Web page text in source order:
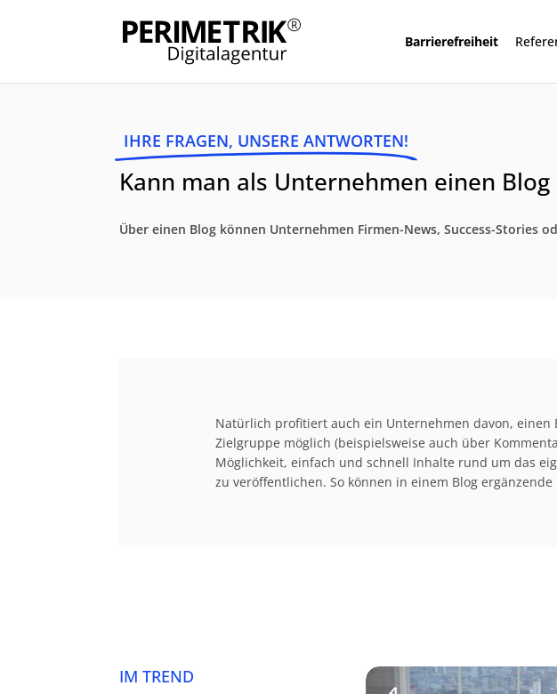
Barrierefreiheit
IHRE FRAGEN, UNSERE ANTWORTEN!
Kann man als Unternehmen einen
Über einen Blog können Unternehmen Firmen-News, Success-Stories
Natürlich profitiert auch ein Unternehmen davon,
Zielgruppe möglich (beispielsweise auch über
Möglichkeit, einfach und schnell Inhalte rund um das
zu veröffentlichen. So können in einem Blog
IM TREND